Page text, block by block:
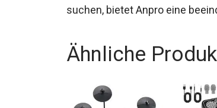
suchen, bietet Anpro eine
Ähnliche